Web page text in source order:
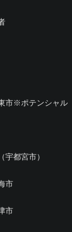
市※ポテンシャル
宇都宮市）
市
市